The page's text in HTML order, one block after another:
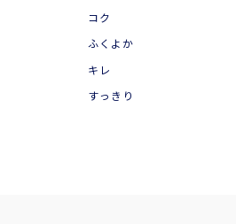
コク
ふくよか
キレ
すっきり